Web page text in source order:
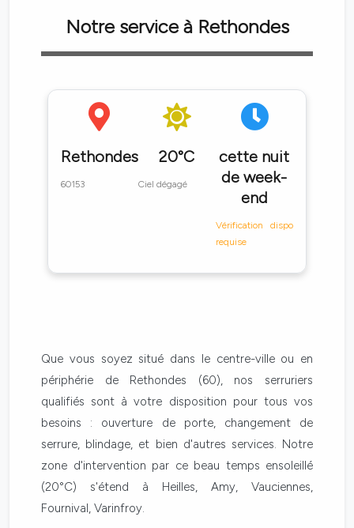
Notre service à Rethondes
Rethondes
60153
20°C
Ciel dégagé
cette nuit
de week-
end
Vérification dispo
requise
Que vous soyez situé dans le centre-ville ou en
périphérie de Rethondes (60), nos serruriers
qualifiés sont à votre disposition pour tous vos
besoins : ouverture de porte, changement de
serrure, blindage, et bien d'autres services. Notre
zone d'intervention par ce beau temps ensoleillé
(20°C) s'étend à Heilles, Amy, Vauciennes,
Fournival, Varinfroy.